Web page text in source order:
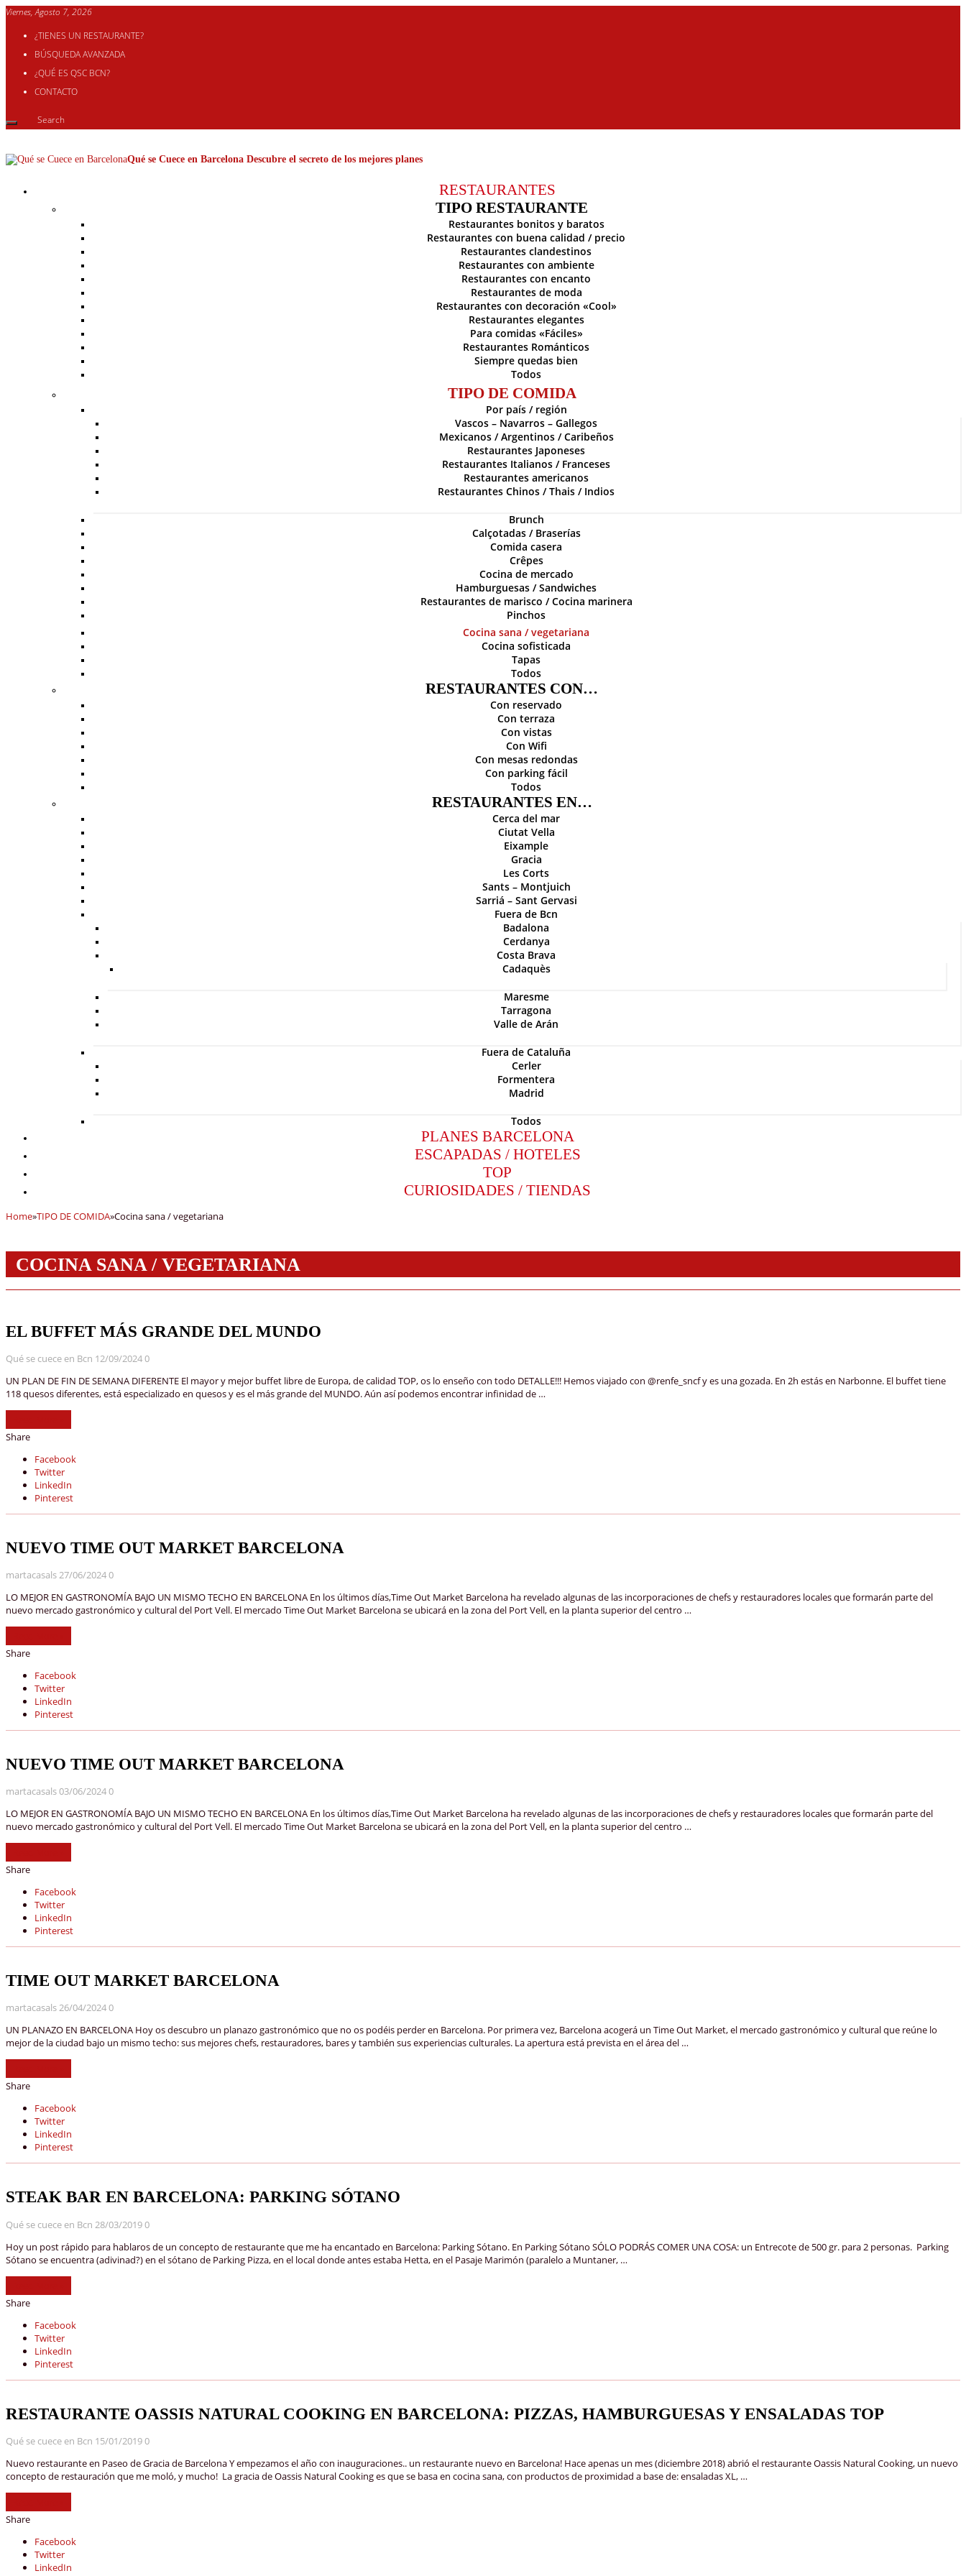
Viernes, Agosto 7, 2026
¿TIENES UN RESTAURANTE?
BÚSQUEDA AVANZADA
¿QUÉ ES QSC BCN?
CONTACTO
Qué se Cuece en Barcelona Descubre el secreto de los mejores planes
RESTAURANTES
TIPO RESTAURANTE
Restaurantes bonitos y baratos
Restaurantes con buena calidad / precio
Restaurantes clandestinos
Restaurantes con ambiente
Restaurantes con encanto
Restaurantes de moda
Restaurantes con decoración «Cool»
Restaurantes elegantes
Para comidas «Fáciles»
Restaurantes Románticos
Siempre quedas bien
Todos
TIPO DE COMIDA
Por país / región
Vascos – Navarros – Gallegos
Mexicanos / Argentinos / Caribeños
Restaurantes Japoneses
Restaurantes Italianos / Franceses
Restaurantes americanos
Restaurantes Chinos / Thais / Indios
Brunch
Calçotadas / Braserías
Comida casera
Crêpes
Cocina de mercado
Hamburguesas / Sandwiches
Restaurantes de marisco / Cocina marinera
Pinchos
Cocina sana / vegetariana
Cocina sofisticada
Tapas
Todos
RESTAURANTES CON…
Con reservado
Con terraza
Con vistas
Con Wifi
Con mesas redondas
Con parking fácil
Todos
RESTAURANTES EN…
Cerca del mar
Ciutat Vella
Eixample
Gracia
Les Corts
Sants – Montjuich
Sarriá – Sant Gervasi
Fuera de Bcn
Badalona
Cerdanya
Costa Brava
Cadaquès
Maresme
Tarragona
Valle de Arán
Fuera de Cataluña
Cerler
Formentera
Madrid
Todos
PLANES BARCELONA
ESCAPADAS / HOTELES
TOP
CURIOSIDADES / TIENDAS
Home»TIPO DE COMIDA»Cocina sana / vegetariana
COCINA SANA / VEGETARIANA
EL BUFFET MÁS GRANDE DEL MUNDO
Qué se cuece en Bcn 12/09/20240
UN PLAN DE FIN DE SEMANA DIFERENTE El mayor y mejor buffet libre de Europa, de calidad TOP, os lo enseño con todo DETALLE!!! Hemos viajado con @renfe_sncf y es una gozada. En 2h estás en Narbonne. El buffet tiene
118 quesos diferentes, está especializado en quesos y es el más grande del MUNDO. Aún así podemos encontrar infinidad de …
Share
Facebook
Twitter
LinkedIn
Pinterest
NUEVO TIME OUT MARKET BARCELONA
martacasals27/06/20240
LO MEJOR EN GASTRONOMÍA BAJO UN MISMO TECHO EN BARCELONA En los últimos días,Time Out Market Barcelona ha revelado algunas de las incorporaciones de chefs y restauradores locales que formarán parte del
nuevo mercado gastronómico y cultural del Port Vell. El mercado Time Out Market Barcelona se ubicará en la zona del Port Vell, en la planta superior del centro …
Share
Facebook
Twitter
LinkedIn
Pinterest
NUEVO TIME OUT MARKET BARCELONA
martacasals03/06/20240
LO MEJOR EN GASTRONOMÍA BAJO UN MISMO TECHO EN BARCELONA En los últimos días,Time Out Market Barcelona ha revelado algunas de las incorporaciones de chefs y restauradores locales que formarán parte del
nuevo mercado gastronómico y cultural del Port Vell. El mercado Time Out Market Barcelona se ubicará en la zona del Port Vell, en la planta superior del centro …
Share
Facebook
Twitter
LinkedIn
Pinterest
TIME OUT MARKET BARCELONA
martacasals26/04/20240
UN PLANAZO EN BARCELONA Hoy os descubro un planazo gastronómico que no os podéis perder en Barcelona. Por primera vez, Barcelona acogerá un Time Out Market, el mercado gastronómico y cultural que reúne lo
mejor de la ciudad bajo un mismo techo: sus mejores chefs, restauradores, bares y también sus experiencias culturales. La apertura está prevista en el área del …
Share
Facebook
Twitter
LinkedIn
Pinterest
STEAK BAR EN BARCELONA: PARKING SÓTANO
Qué se cuece en Bcn 28/03/20190
Hoy un post rápido para hablaros de un concepto de restaurante que me ha encantado en Barcelona: Parking Sótano. En Parking Sótano SÓLO PODRÁS COMER UNA COSA: un Entrecote de 500 gr. para 2 personas. Parking
Sótano se encuentra (adivinad?) en el sótano de Parking Pizza, en el local donde antes estaba Hetta, en el Pasaje Marimón (paralelo a Muntaner, …
Share
Facebook
Twitter
LinkedIn
Pinterest
RESTAURANTE OASSIS NATURAL COOKING EN BARCELONA: PIZZAS, HAMBURGUESAS Y ENSALADAS TOP
Qué se cuece en Bcn 15/01/20190
Nuevo restaurante en Paseo de Gracia de Barcelona Y empezamos el año con inauguraciones.. un restaurante nuevo en Barcelona! Hace apenas un mes (diciembre 2018) abrió el restaurante Oassis Natural Cooking, un nuevo
concepto de restauración que me moló, y mucho! La gracia de Oassis Natural Cooking es que se basa en cocina sana, con productos de proximidad a base de: ensaladas XL, …
Share
Facebook
Twitter
LinkedIn